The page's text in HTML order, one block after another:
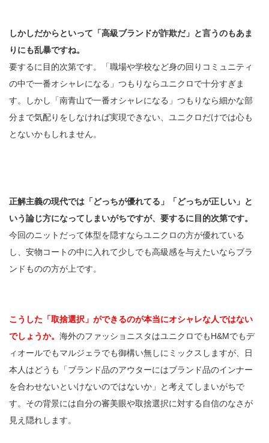
しかしだからといって「高級ブランドが詐欺だ」と言うのもあま
りにも乱暴ですね。
要するに目的次第です。「職場や学校など身の回りコミュニティ
の中で一番オシャレになる」つもりならユニクロで十分すぎま
す。しかし「南青山で一番オシャレになる」つもりなら細かな部
分まで気配りをしなければ実現できない、ユニクロだけでは心も
とないかもしれません。
正解主義の現代では「どっちが優れてる」「どっちが正しい」と
いう論じ方になってしまいがちですが、要するに目的次第です。
今回のニットだって体型を隠すならユニクロの方が優れている
し、安物コートの中に入れて少しでも高級感を与えたいならブラ
ンドものの方が上です。
こうした「取捨選択」ができるのが本当にオシャレな人ではない
でしょうか。 海外のファッショニスタはユニクロでもH&Mでもデ
ィオールでもマルジェラでも御構い無しにミックスしますが、日
本人はどうも「ブランド品のアウターにはブランド品のインナー
を合わせないといけないのではないか」と考えてしまいがちで
す。その背景には自分の審美眼や取捨選択に対する自信のなさが
見え隠れします。